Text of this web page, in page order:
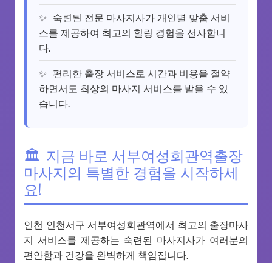
숙련된 전문 마사지사가 개인별 맞춤 서비
스를 제공하여 최고의 힐링 경험을 선사합니
다.
편리한 출장 서비스로 시간과 비용을 절약
하면서도 최상의 마사지 서비스를 받을 수 있
습니다.
지금 바로 서부여성회관역출장
마사지의 특별한 경험을 시작하세
요!
인천 인천서구 서부여성회관역에서 최고의 출장마사
지 서비스를 제공하는 숙련된 마사지사가 여러분의
편안함과 건강을 완벽하게 책임집니다.